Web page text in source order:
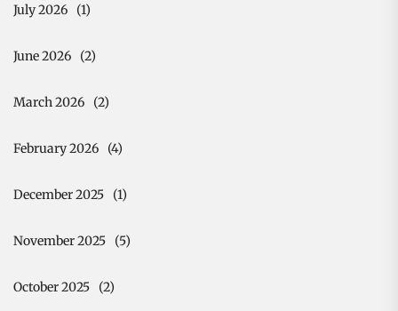
July 2026 (1)
June 2026 (2)
March 2026 (2)
February 2026 (4)
December 2025 (1)
November 2025 (5)
October 2025 (2)